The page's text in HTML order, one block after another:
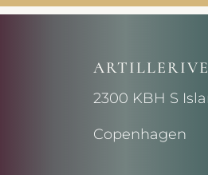
2300 KBH S
Copenhagen